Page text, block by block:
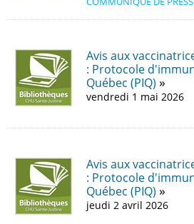
Avis aux
: Protocole
Québec (PIQ)
vendredi 1 mai 2026
Avis aux
: Protocole
Québec (PIQ)
jeudi 2 avril 2026